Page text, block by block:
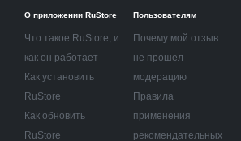
О приложении RuStore
Что такое RuStore, и
как он работает
Как установить
RuStore
Как обновить
RuStore
Пользователям
Почему мой отзыв
не прошел
модерацию
Правила
применения
рекомендательных